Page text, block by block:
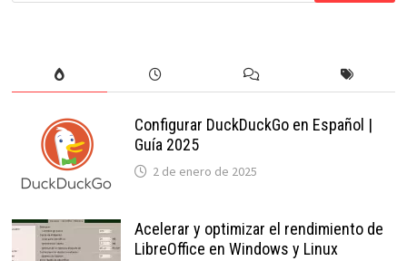
Configurar DuckDuckGo en Español |
Guía 2025
2 de enero de 2025
Acelerar y optimizar el rendimiento de
LibreOffice en Windows y Linux